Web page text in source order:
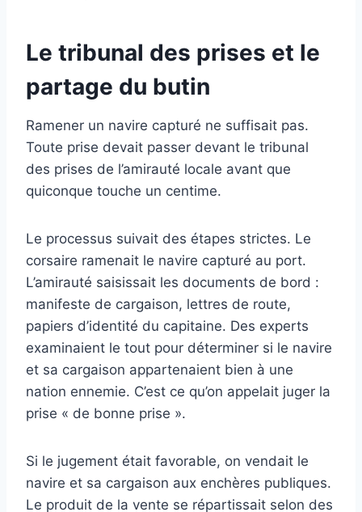
Le tribunal des prises et le
partage du butin
Ramener un navire capturé ne suffisait pas.
Toute prise devait passer devant le tribunal
des prises de l’amirauté locale avant que
quiconque touche un centime.
Le processus suivait des étapes strictes. Le
corsaire ramenait le navire capturé au port.
L’amirauté saisissait les documents de bord :
manifeste de cargaison, lettres de route,
papiers d’identité du capitaine. Des experts
examinaient le tout pour déterminer si le navire
et sa cargaison appartenaient bien à une
nation ennemie. C’est ce qu’on appelait juger la
prise « de bonne prise ».
Si le jugement était favorable, on vendait le
navire et sa cargaison aux enchères publiques.
Le produit de la vente se répartissait selon des